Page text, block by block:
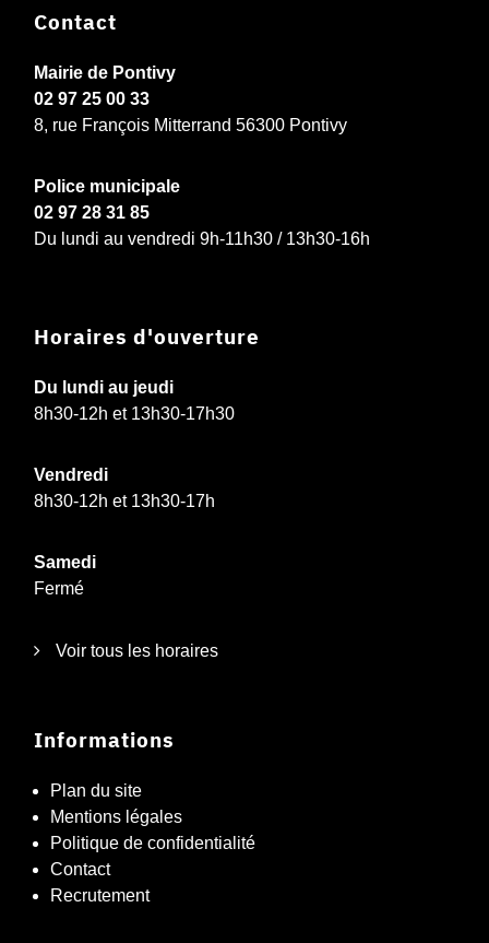
Contact
Mairie de Pontivy
02 97 25 00 33
8, rue François Mitterrand 56300 Pontivy
Police municipale
02 97 28 31 85
Du lundi au vendredi 9h-11h30 / 13h30-16h
Horaires d'ouverture
Du lundi au jeudi
8h30-12h et 13h30-17h30
Vendredi
8h30-12h et 13h30-17h
Samedi
Fermé
Voir tous les horaires
Informations
Plan du site
Mentions légales
Politique de confidentialité
Contact
Recrutement